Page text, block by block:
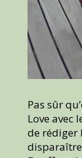
Pas sûr
Love avec
de rédiger